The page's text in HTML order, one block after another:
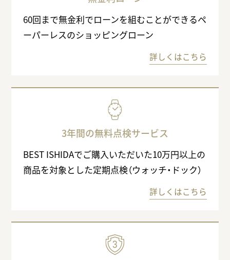
60回まで無金利でローンを組むことができるペ
ーパーレスのショッピングローン
詳しくはこちら
3年間の無料点検サービス
BEST ISHIDAでご購入いただいた10万円以上の
商品を対象とした定期点検（ウォッチ・ドック）
詳しくはこちら